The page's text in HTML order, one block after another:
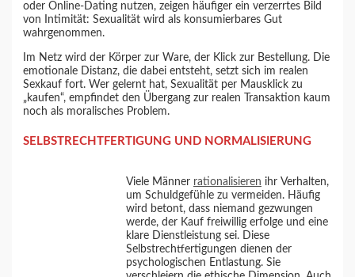
oder Online-Dating nutzen, zeigen häufiger ein verzerrtes Bild
von Intimität: Sexualität wird als konsumierbares Gut
wahrgenommen.
Im Netz wird der Körper zur Ware, der Klick zur Bestellung. Die
emotionale Distanz, die dabei entsteht, setzt sich im realen
Sexkauf fort. Wer gelernt hat, Sexualität per Mausklick zu
„kaufen“, empfindet den Übergang zur realen Transaktion kaum
noch als moralisches Problem.
SELBSTRECHTFERTIGUNG UND NORMALISIERUNG
Viele Männer rationalisieren ihr Verhalten,
um Schuldgefühle zu vermeiden. Häufig
wird betont, dass niemand gezwungen
werde, der Kauf freiwillig erfolge und eine
klare Dienstleistung sei. Diese
Selbstrechtfertigungen dienen der
psychologischen Entlastung. Sie